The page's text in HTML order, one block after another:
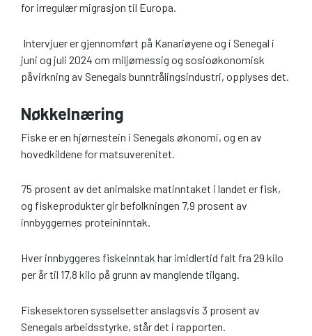
for irregulær migrasjon til Europa.
Intervjuer er gjennomført på Kanariøyene og i Senegal i
juni og juli 2024 om miljømessig og sosioøkonomisk
påvirkning av Senegals bunntrålingsindustri, opplyses det.
Nøkkelnæring
Fiske er en hjørnestein i Senegals økonomi, og en av
hovedkildene for matsuverenitet.
75 prosent av det animalske matinntaket i landet er fisk,
og fiskeprodukter gir befolkningen 7,9 prosent av
innbyggernes proteininntak.
Hver innbyggeres fiskeinntak har imidlertid falt fra 29 kilo
per år til 17,8 kilo på grunn av manglende tilgang.
Fiskesektoren sysselsetter anslagsvis 3 prosent av
Senegals arbeidsstyrke, står det i rapporten.